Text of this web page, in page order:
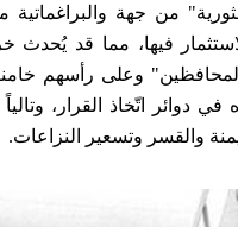
من جهة
فيها، مما قد
"المحافظين" وعلى رأسهم
دوائر اتّخاذ القرار،
والقسر وتسعير النزاعات.